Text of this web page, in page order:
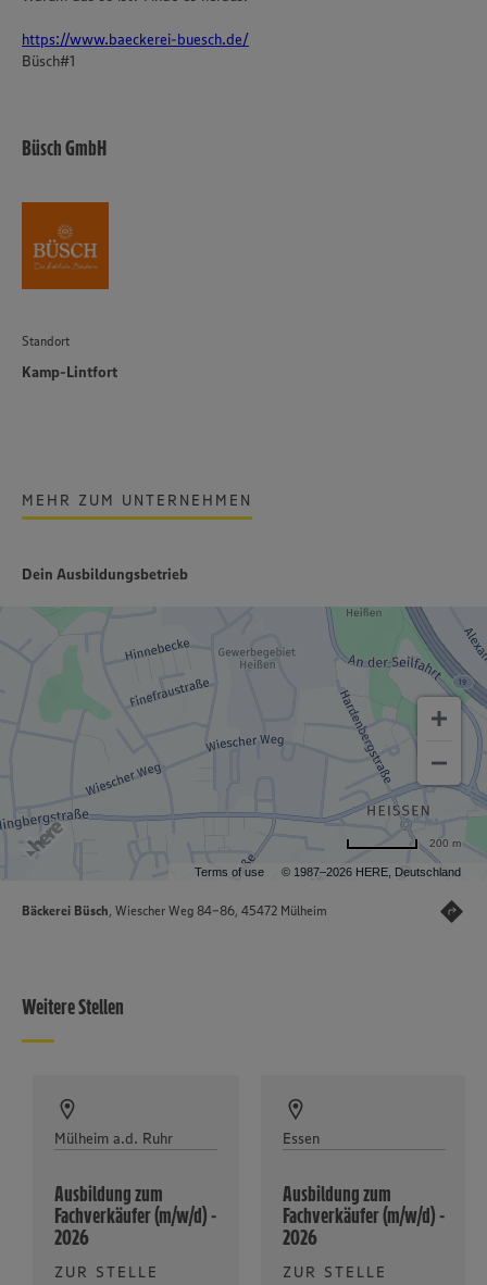
https://www.baeckerei-buesch.de/
Büsch#1
Büsch GmbH
Standort
Kamp-Lintfort
MEHR ZUM UNTERNEHMEN
Dein Ausbildungsbetrieb
Terms of use © 1987–2026 HERE, Deutschland
200 m
Bäckerei Büsch, Wiescher Weg 84-86, 45472 Mülheim
Weitere Stellen
Mülheim a.d. Ruhr
Ausbildung zum
Fachverkäufer (m/w/d) -
2026
ZUR STELLE
Essen
Ausbildung zum
Fachverkäufer (m/w/d) -
2026
ZUR STELLE